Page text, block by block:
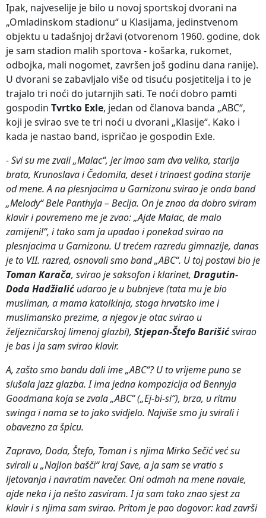
Ipak, najveselije je bilo u novoj sportskoj dvorani na
„Omladinskom stadionu“ u Klasijama, jedinstvenom
objektu u tadašnjoj državi (otvorenom 1960. godine, dok
je sam stadion malih sportova - košarka, rukomet,
odbojka, mali nogomet, završen još godinu dana ranije).
U dvorani se zabavljalo više od tisuću posjetitelja i to je
trajalo tri noći do jutarnjih sati. Te noći dobro pamti
gospodin Tvrtko Exle, jedan od članova banda „ABC“,
koji je svirao sve te tri noći u dvorani „Klasije“. Kako i
kada je nastao band, ispričao je gospodin Exle.
- Svi su me zvali „Malac“, jer imao sam dva velika, starija
brata, Krunoslava i Čedomila, deset i trinaest godina starije
od mene. A na plesnjacima u Garnizonu svirao je onda band
„Melody“ Bele Panthyja – Becija. On je znao da dobro sviram
klavir i povremeno me je zvao: „Ajde Malac, de malo
zamijeni!“, i tako sam ja upadao i ponekad svirao na
plesnjacima u Garnizonu. U trećem razredu gimnazije, danas
je to VII. razred, osnovali smo band „ABC“. U toj postavi bio je
Toman Karača, svirao je saksofon i klarinet, Dragutin-
Doda Hadžialićudarao je u bubnjeve (tata mu je bio
musliman, a mama katolkinja, stoga hrvatsko ime i
muslimansko prezime, a njegov je otac svirao u
željezničarskoj limenoj glazbi), Stjepan-Štefo Barišićsvirao
je bas i ja sam svirao klavir.
A, zašto smo bandu dali ime „ABC“? U to vrijeme puno se
slušala jazz glazba. I ima jedna kompozicija od Bennyja
Goodmana koja se zvala „ABC“ („Ej-bi-si“), brza, u ritmu
swinga i nama se to jako svidjelo. Najviše smo ju svirali i
obavezno za špicu.
Zapravo, Doda, Štefo, Toman i s njima Mirko Sečić već su
svirali u „Najlon bašči“ kraj Save, a ja sam se vratio s
ljetovanja i navratim navečer. Oni odmah na mene navale,
ajde neka i ja nešto zasviram. I ja sam tako znao sjest za
klavir i s njima sam svirao. Pritom je pao dogovor: kad završi